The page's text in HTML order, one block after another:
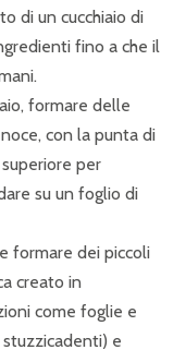
di un cucchiaio di
fino a che il
formare delle
con la punta di
per
su un foglio di
formare dei piccoli
creato in
come foglie e
stuzzicadenti) e